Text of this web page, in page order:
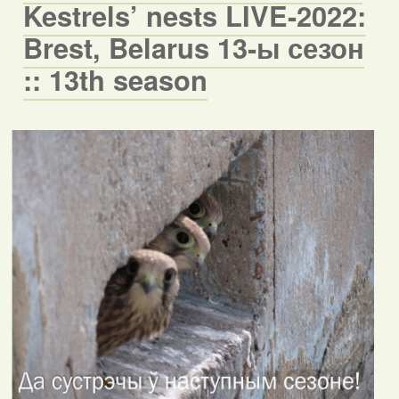
Kestrels’ nests LIVE-2022:
Brest, Belarus 13-ы сезон
:: 13th season